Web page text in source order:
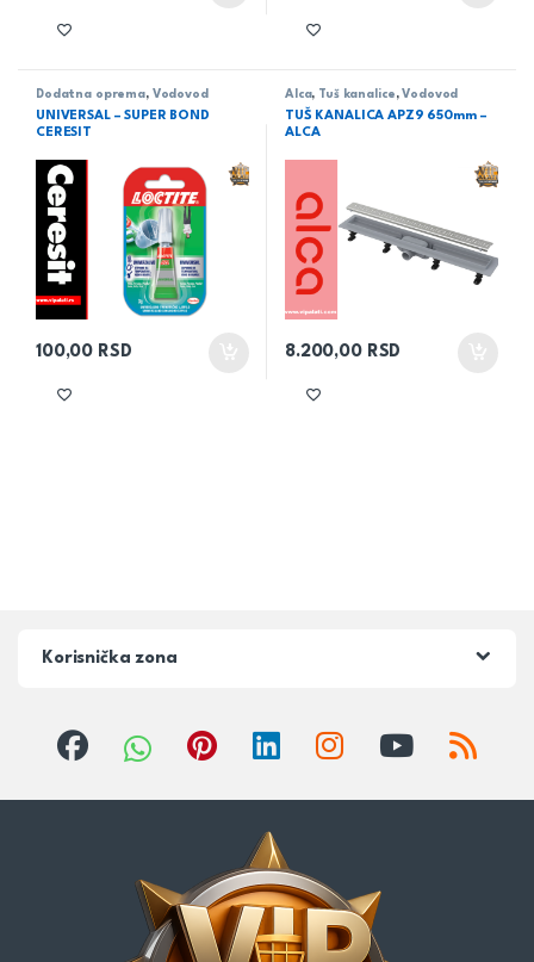
Dodatna oprema, Vodovod
UNIVERSAL – SUPER BOND
CERESIT
100,00 RSD
Alca, Tuš kanalice ,Vodovod
TUŠ KANALICA APZ9 650mm –
ALCA
8.200,00 RSD
Korisnička zona